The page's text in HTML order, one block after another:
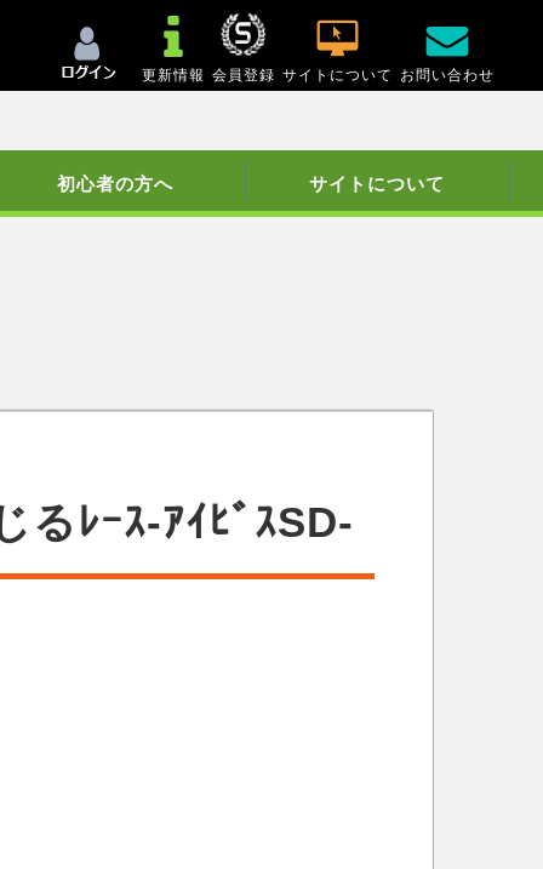
更新情報 会員登録 サイトについて お問い合わせ
初心者の方へ サイトについて
るﾚｰｽ-ｱｲﾋﾞｽSD-